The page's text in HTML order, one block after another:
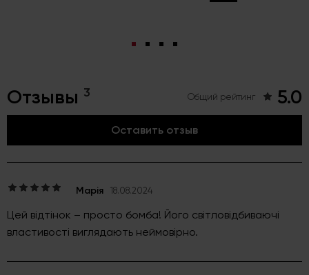
Отзывы 3 Общий рейтинг 5.0
Оставить отзыв
Марія 18.08.2024
Цей відтінок – просто бомба! Його світловідбиваючі
властивості виглядають неймовірно.